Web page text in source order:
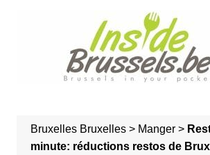
Bruxelles Bruxelles> Manger>
minute: réductions restos de